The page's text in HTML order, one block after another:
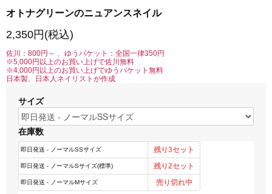
オトナグリーンのニュアンスネイル
2,350円(税込)
佐川：800円～ 、ゆうパケット：全国一律350円
※5,000円以上のお買い上げで佐川無料
※4,000円以上のお買い上げでゆうパケット無料
日本製、日本人ネイリストが作成
サイズ
在庫数